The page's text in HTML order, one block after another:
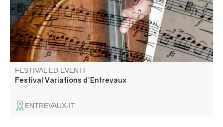
FESTIVAL ED EVENTI
Festival Variations d'Entrevaux
ENTREVAUX-IT